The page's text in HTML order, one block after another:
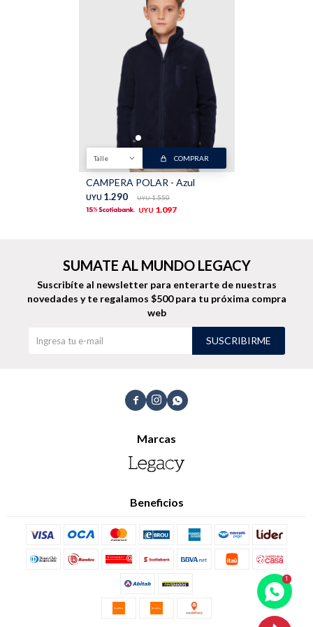
Talle COMPRAR
CAMPERA POLAR - Azul
UYU 1.290 UYU 1.550
UYU 1.097
  
Marcas
Beneficios
SUMATE AL MUNDO LEGACY
Suscribíte al newsletter para enterarte de nuestras
novedades y te regalamos $500 para tu próxima compra
web
SUSCRIBIRME
Pantalones
Chalecos
Canguros Jeans
Trajes